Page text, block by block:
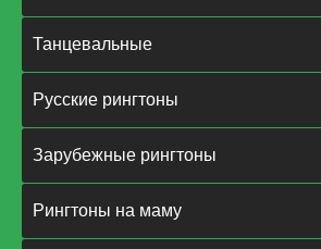
Танцевальные
Русские рингтоны
Зарубежные рингтоны
Рингтоны на маму